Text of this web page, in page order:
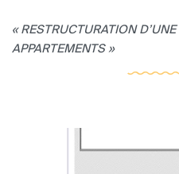
« RESTRUCTURATION
APPARTEMENTS »